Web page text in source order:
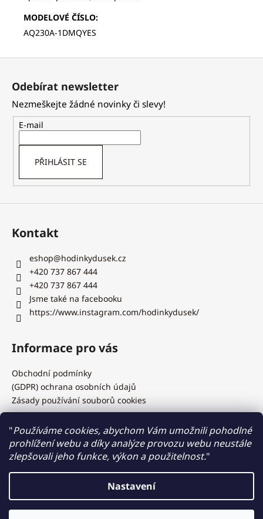
"Používáme cookies, abychom Vám umožnili pohodlné
prohlížení webu a díky analýze provozu webu neustále
zlepšovali jeho funkce, výkon a použitelnost."
Nastavení
MODELOVÉ ČÍSLO:
AQ230A-1DMQYES
Z
Odebírat newsletter
Nezmeškejte žádné novinky či slevy!
E-mail
PŘIHLÁSIT SE
Kontakt
eshop@hodinkydusek.cz
+420 737 867 444
+420 737 867 444
Jsme také na facebooku
https://www.instagram.com/hodinkydusek/
Informace pro vás
Obchodní podmínky
(GDPR) ochrana osobních údajů
Zásady používání souborů cookies
Hodinky Dušek.cz